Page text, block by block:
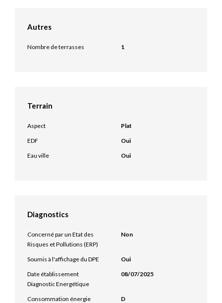
Autres
Nombre de terrasses 1
Terrain
Aspect
Plat
EDF
Oui
Eau ville
Oui
Diagnostics
Concerné par un Etat des
Risques et Pollutions (ERP)
Non
Soumis à l'affichage du DPE
Oui
Date établissement
Diagnostic Energétique
08/07/2025
Consommation énergie
D